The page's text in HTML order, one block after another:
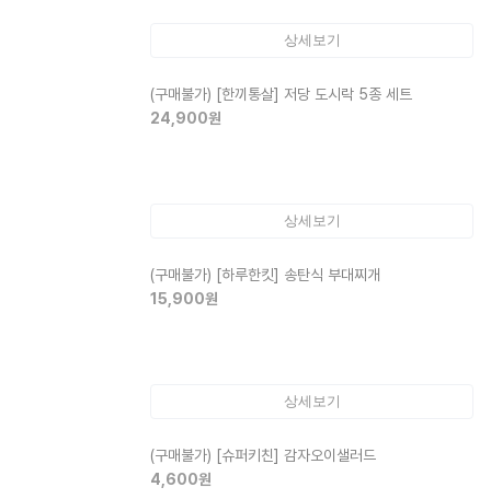
상세보기
(구매불가) [한끼통살] 저당 도시락 5종 세트
24,900원
상세보기
(구매불가) [하루한킷] 송탄식 부대찌개
15,900원
상세보기
(구매불가) [슈퍼키친] 감자오이샐러드
4,600원